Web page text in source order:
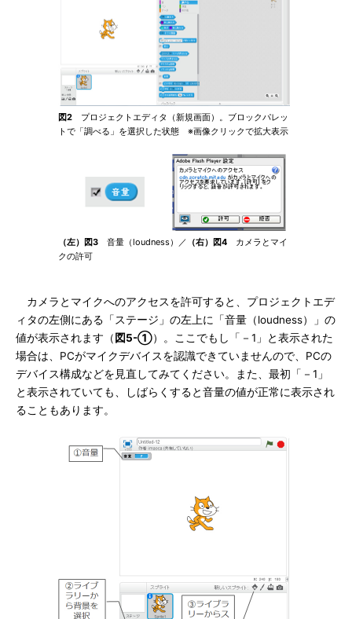
図2 プロジェクトエディタ（新規画面）。ブロックパレッ
トで「調べる」を選択した状態 ※画像クリックで拡大表示
（左）図3 音量（loudness）／ （右）図4 カメラとマイ
クの許可
カメラとマイクへのアクセスを許可すると、プロジェクトエデ
ィタの左側にある「ステージ」の左上に「音量（loudness）」の
値が表示されます（ 図5-①）。ここでもし「－1」と表示された
場合は、PCがマイクデバイスを認識できていませんので、PCの
デバイス構成などを見直してみてください。また、最初「－1」
と表示されていても、しばらくすると音量の値が正常に表示され
ることもあります。